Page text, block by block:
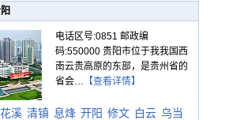
电话区号:0851 邮政编
码:550000 贵阳市位于我我国西
南云贵高原的东部，是贵州省的
省会… 【查看详情】
花溪 清镇 息烽 开阳 修文 白云 乌当